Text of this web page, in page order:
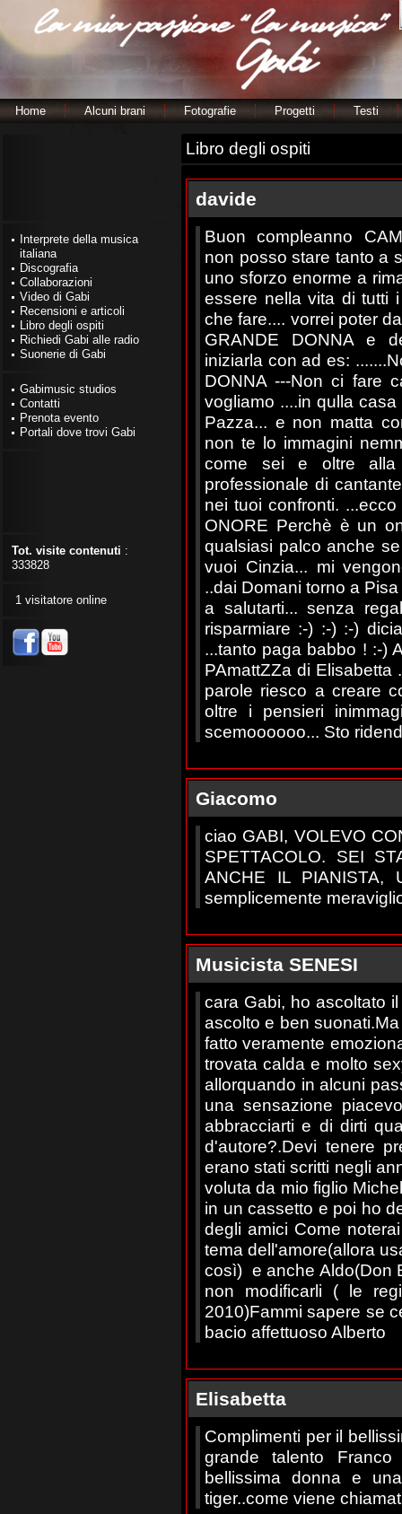
Home Alcuni brani Fotografie Progetti Testi
Interprete della musica
italiana
Discografia
Collaborazioni
Video di Gabi
Recensioni e articoli
Libro degli ospiti
Richiedi Gabi alle radio
Suonerie di Gabi
Gabimusic studios
Contatti
Prenota evento
Portali dove trovi Gabi
Tot. visite contenuti :
333828
1 visitatore online
Libro degli ospiti
davide
Buon compleanno
non posso stare tanto a
uno sforzo enorme a
essere nella vita di tutti
che fare.... vorrei poter
GRANDE DONNA e
iniziarla con ad es:
DONNA ---Non ci fare
vogliamo ....in qulla
Pazza... e non matta
non te lo immagini
come sei e oltre alla
professionale di
nei tuoi confronti.
ONORE Perchè è un
qualsiasi palco anche
vuoi Cinzia... mi
..dai Domani torno a
a salutarti... senza
risparmiare :-) :-) :-)
...tanto paga babbo ! :-)
PAmattZZa di
parole riesco a creare
oltre i pensieri
scemoooooo... Sto
Giacomo
ciao GABI, VOLEVO
SPETTACOLO. SEI
ANCHE IL PIANISTA,
semplicemente
Musicista SENESI
cara Gabi, ho ascoltato
ascolto e ben
fatto veramente
trovata calda e molto
allorquando in alcuni
una sensazione
abbracciarti e di dirti
d'autore?.Devi tenere
erano stati scritti negli
voluta da mio figlio
in un cassetto e poi ho
degli amici Come
tema dell'amore(allora
così) e anche Aldo(Don
non modificarli ( le
2010)Fammi sapere se
bacio affettuoso Alberto
Elisabetta
Complimenti per il
grande talento
bellissima donna e
tiger..come viene